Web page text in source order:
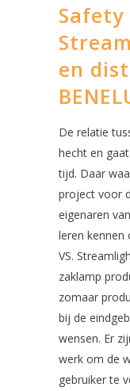
Safety
en
De relatie
hecht en
tijd. Daar
project voor
eigenaren
leren kennen
VS.
zaklamp
zomaar
bij de
wensen. Er
werk om de
gebruiker te